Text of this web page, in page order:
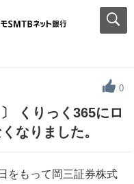
0
くりっく365にロ
なりました。
をもって岡三証券株式